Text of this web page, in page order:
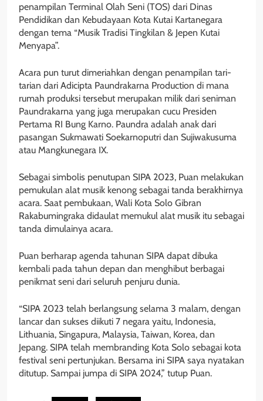
penampilan Terminal Olah Seni (TOS) dari Dinas
Pendidikan dan Kebudayaan Kota Kutai Kartanegara
dengan tema “Musik Tradisi Tingkilan & Jepen Kutai
Menyapa”.
Acara pun turut dimeriahkan dengan penampilan tari-
tarian dari Adicipta Paundrakarna Production di mana
rumah produksi tersebut merupakan milik dari seniman
Paundrakarna yang juga merupakan cucu Presiden
Pertama RI Bung Karno. Paundra adalah anak dari
pasangan Sukmawati Soekarnoputri dan Sujiwakusuma
atau Mangkunegara IX.
Sebagai simbolis penutupan SIPA 2023, Puan melakukan
pemukulan alat musik kenong sebagai tanda berakhirnya
acara. Saat pembukaan, Wali Kota Solo Gibran
Rakabumingraka didaulat memukul alat musik itu sebagai
tanda dimulainya acara.
Puan berharap agenda tahunan SIPA dapat dibuka
kembali pada tahun depan dan menghibut berbagai
penikmat seni dari seluruh penjuru dunia.
“SIPA 2023 telah berlangsung selama 3 malam, dengan
lancar dan sukses diikuti 7 negara yaitu, Indonesia,
Lithuania, Singapura, Malaysia, Taiwan, Korea, dan
Jepang. SIPA telah membranding Kota Solo sebagai kota
festival seni pertunjukan. Bersama ini SIPA saya nyatakan
ditutup. Sampai jumpa di SIPA 2024,” tutup Puan.